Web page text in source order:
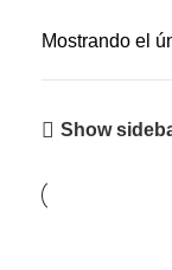
Mostrando el
Show